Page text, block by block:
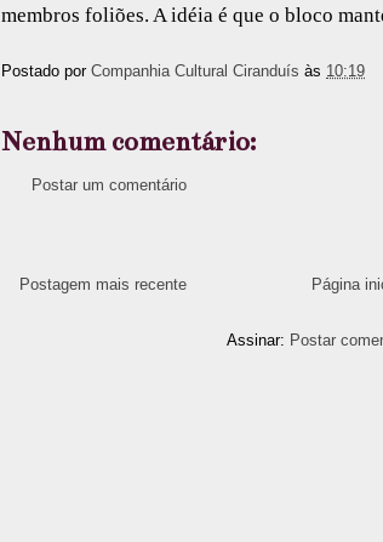
membros foliões. A idéia é que o bloco
Postado por Companhia Cultural Ciranduís às 10:19
Nenhum comentário:
Postar um comentário
Postagem mais recente Página
Assinar: Postar